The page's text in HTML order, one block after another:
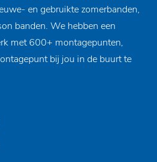
en gebruikte zomerbanden,
banden. We hebben een
met 600+ montagepunten,
bij jou in de buurt te